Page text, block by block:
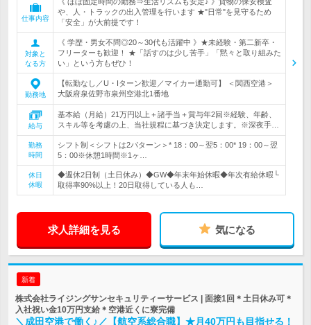
仕事内容
や、人・トラックの出入管理を行います ★"日常"を見守るため
「安全」が大前提です！
対象と
なる方
《 学歴・男女不問◎20～30代も活躍中 》★未経験・第二新卒・
フリーターも歓迎！ ★「話すのは少し苦手」「黙々と取り組みた
い」という方もぜひ！
勤務地
【転勤なし／U・Iターン歓迎／マイカー通勤可】 ＜関西空港＞
大阪府泉佐野市泉州空港北1番地
給与
基本給（月給）21万円以上＋諸手当＋賞与年2回※経験、年齢、
スキル等を考慮の上、当社規程に基づき決定します。※深夜手…
勤務
時間
シフト制＜シフトは2パターン＞* 18：00～翌5：00* 19：00～翌
5：00※休憩1時間※1ヶ…
休日
休暇
◆週休2日制（土日休み）◆GW◆年末年始休暇◆年次有給休暇└
取得率90%以上！20日取得している人も…
求人詳細を見る 気になる
新着
株式会社ライジングサンセキュリティーサービス | 面接1回＊土日休み可＊
入社祝い金10万円支給＊空港近くに寮完備
＼成田空港で働く♪／【航空系総合職】★月40万円も目指せる！